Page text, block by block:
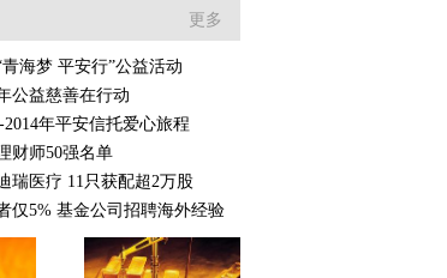
北京申请保障房不再看
收入 非京籍或享住房
推
更多
海梦 平安行”公益活动
公益慈善在行动
年平安信托爱心旅程
财师50强名单
瑞医疗 11只获配超2万股
仅5% 基金公司招聘海外经验